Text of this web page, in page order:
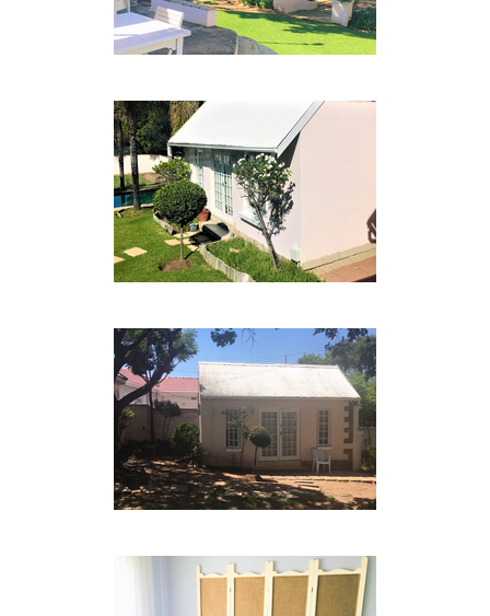
ausgewählten DStv-Kanälen und kostenfreies
WLAN stehen zur Verfügung. Es gibt eine kleine
Apartment 3:
Dieses Apartment befindet sich im ruhigen Garten
und verfügt über ein Doppelbett und eine eigene
Dusche. Eine Mikrowelle, ein Kühlschrank und
Kaffee- und Teezubehör sind ebenfalls vorhanden.
Ein TV mit ausgewählten DStv-Kanälen und
kostenfreies WLAN stehen zur Verfügung.
FRÜHSTÜCK
Ein frisch auf Bestellung zubereitetes Frühstück
ist auf Anfrage und gegen Aufpreis erhältlich und
wird im Wintergarten mit Blick auf den Pool und
den Garten serviert.
GEBIETSINFORMATIONEN
Eine Reihe von Golfplätzen sowie einige
ausgezeichnete Restaurants und
Haupteinkaufszentrum in der Vorstadt und
beherbergt viele der Einkaufskomplexe und